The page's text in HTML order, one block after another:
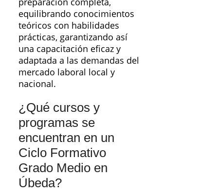
equilibrando conocimientos
teóricos con habilidades
prácticas, garantizando así
una capacitación eficaz y
adaptada a las demandas del
mercado laboral local y
nacional.
¿Qué cursos y
programas se
encuentran en un
Ciclo Formativo
Grado Medio en
Úbeda?